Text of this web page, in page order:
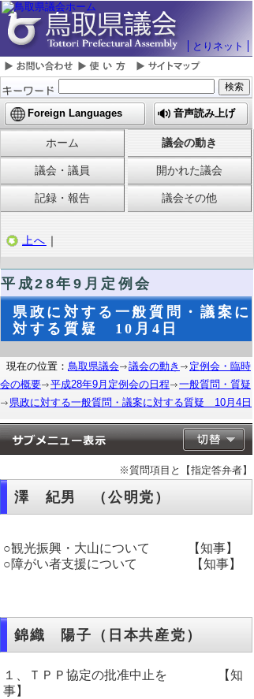
とりネット
Foreign Languages 音声読み上げ
ホーム 議会の動き
議会・議員 開かれた議会
記録・報告 議会その他
上へ ｜
平成28年9月定例会
県政に対する一般質問・議案に
対する質疑 10月4日
現在の位置： 鳥取県議会 議会の動き
定例会・臨時
会の概要
平成28年9月定例会の日程
一般質問・質疑
県政に対する一般質問・議案に対する質疑 10月4日
※質問項目と【指定答弁者】
澤 紀男 （公明党）
○観光振興・大山について 【知事】
○障がい者支援について 【知事】
錦織 陽子（日本共産党）
１、ＴＰＰ協定の批准中止を 【知
事】